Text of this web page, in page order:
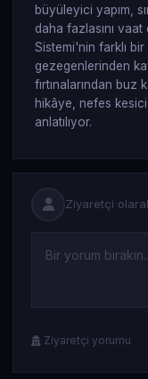
büyüleyici yapım,
daha fazlasını
Sistemi'nin farklı
gezegenlerinden
fırtınalarından
hikâye, nefes
anlatılıyor.
Ziyaretçi
Ziyaretçi yorumu